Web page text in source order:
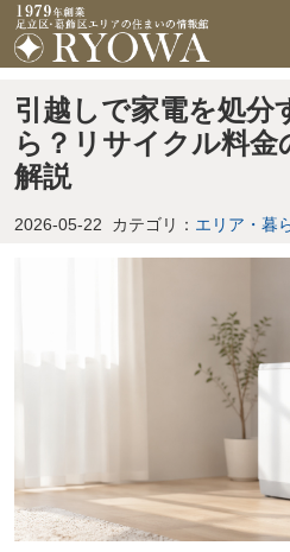
引越しで家電を処分
ら？リサイクル料金
解説
2026-05-22 カテゴリ： エリア・暮